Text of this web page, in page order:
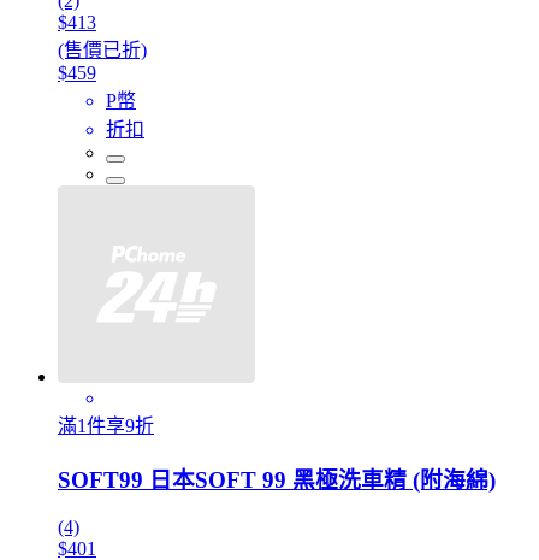
$413
(售價已折)
$459
P幣
折扣
滿1件享9折
SOFT99 日本SOFT 99 黑極洗車精 (附海綿)
(4)
$401